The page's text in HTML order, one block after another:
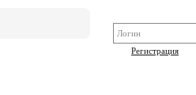
Регистрация